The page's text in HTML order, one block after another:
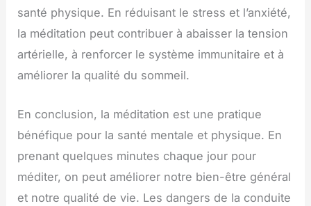
santé physique. En réduisant le stress et l’anxiété,
la méditation peut contribuer à abaisser la tension
artérielle, à renforcer le système immunitaire et à
améliorer la qualité du sommeil.
En conclusion, la méditation est une pratique
bénéfique pour la santé mentale et physique. En
prenant quelques minutes chaque jour pour
méditer, on peut améliorer notre bien-être général
et notre qualité de vie. Les dangers de la conduite